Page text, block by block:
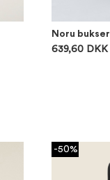
Noru bukser
639,60 DKK
-50%